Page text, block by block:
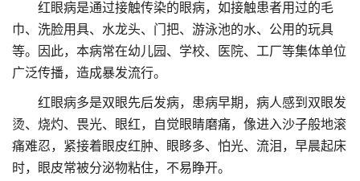
红眼病是通过接触传染的眼病，如接触患者用过的毛
巾、洗脸用具、水龙头、门把、游泳池的水、公用的玩具
等。因此，本病常在幼儿园、学校、医院、工厂等集体单位
广泛传播，造成暴发流行。
红眼病多是双眼先后发病，患病早期，病人感到双眼发
烫、烧灼、畏光、眼红，自觉眼睛磨痛，像进入沙子般地滚
痛难忍，紧接着眼皮红肿、眼眵多、怕光、流泪，早晨起床
时，眼皮常被分泌物粘住，不易睁开。